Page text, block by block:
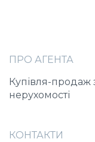
ПРО АГЕНТА
Купівля-продаж
нерухомості
КОНТАКТИ